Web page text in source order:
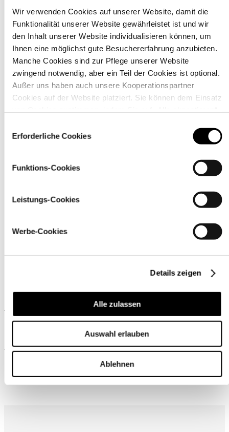
Wir verwenden Cookies auf unserer Website, damit die
Funktionalität unserer Website gewährleistet ist und wir
den Inhalt unserer Website individualisieren können, um
Ihnen eine möglichst gute Besuchererfahrung anzubieten.
Manche Cookies sind zur Pflege unserer Website
zwingend notwendig, aber ein Teil der Cookies ist optional.
Außer uns haben auch unsere Kooperationspartner
Cookies auf der Website platziert. Sie können dem Einsatz
über den Link „Cookie-Einstellungen
Erforderliche Cookies
Funktions-Cookies
Leistungs-Cookies
Werbe-Cookies
Details zeigen
Alle zulassen
Auswahl erlauben
Ablehnen
Material
Pflegehinweise
Ähnliche Produkte
Wird oft zusammen gekauft